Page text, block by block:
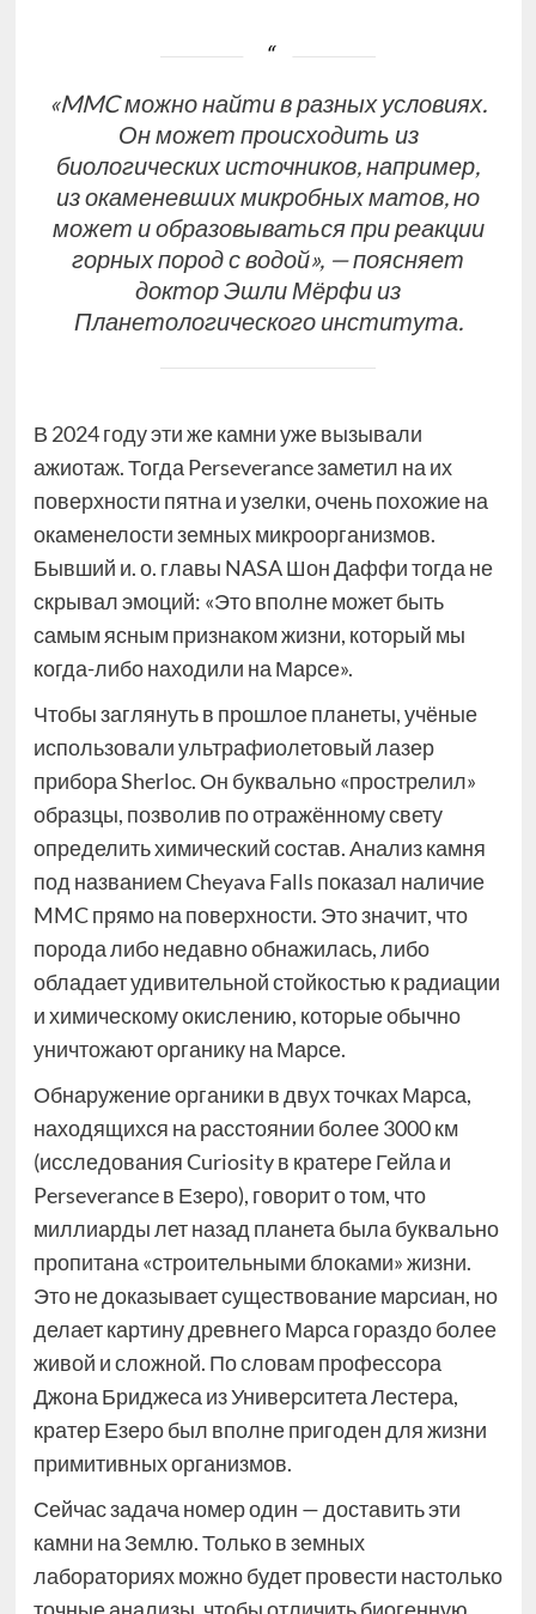
«MMC можно найти в разных условиях.
Он может происходить из
биологических источников, например,
из окаменевших микробных матов, но
может и образовываться при реакции
горных пород с водой», — поясняет
доктор Эшли Мёрфи из
Планетологического института.
В 2024 году эти же камни уже вызывали
ажиотаж. Тогда Perseverance заметил на их
поверхности пятна и узелки, очень похожие на
окаменелости земных микроорганизмов.
Бывший и. о. главы NASA Шон Даффи тогда не
скрывал эмоций: «Это вполне может быть
самым ясным признаком жизни, который мы
когда-либо находили на Марсе».
Чтобы заглянуть в прошлое планеты, учёные
использовали ультрафиолетовый лазер
прибора Sherloc. Он буквально «прострелил»
образцы, позволив по отражённому свету
определить химический состав. Анализ камня
под названием Cheyava Falls показал наличие
MMC прямо на поверхности. Это значит, что
порода либо недавно обнажилась, либо
обладает удивительной стойкостью к радиации
и химическому окислению, которые обычно
уничтожают органику на Марсе.
Обнаружение органики в двух точках Марса,
находящихся на расстоянии более 3000 км
(исследования Curiosity в кратере Гейла и
Perseverance в Езеро), говорит о том, что
миллиарды лет назад планета была буквально
пропитана «строительными блоками» жизни.
Это не доказывает существование марсиан, но
делает картину древнего Марса гораздо более
живой и сложной. По словам профессора
Джона Бриджеса из Университета Лестера,
кратер Езеро был вполне пригоден для жизни
примитивных организмов.
Сейчас задача номер один — доставить эти
камни на Землю. Только в земных
лабораториях можно будет провести настолько